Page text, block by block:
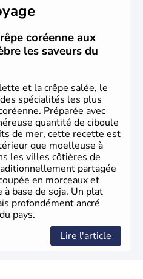
en sont les deux
partage sa culture avec la
s’y sont déroulés en
du Monde de football en
Japon.
coréenne aux
les saveurs du
et la crêpe salée, le
spécialités les plus
Préparée avec
quantité de ciboule
de mer, cette recette est
que moelleuse à
les villes côtières de
partagée
en morceaux et
à base de soja. Un plat
profondément ancré
pays.
Lire l'article